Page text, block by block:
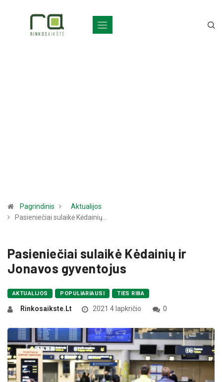
Pagrindinis
Aktualijos
Pasieniečiai sulaikė Kėdainių…
Pasieniečiai sulaikė Kėdainių ir
Jonavos gyventojus
AKTUALIJOS POPULIARIAUSI TIES RIBA
Rinkosaikste.lt 2021 4 lapkričio 0